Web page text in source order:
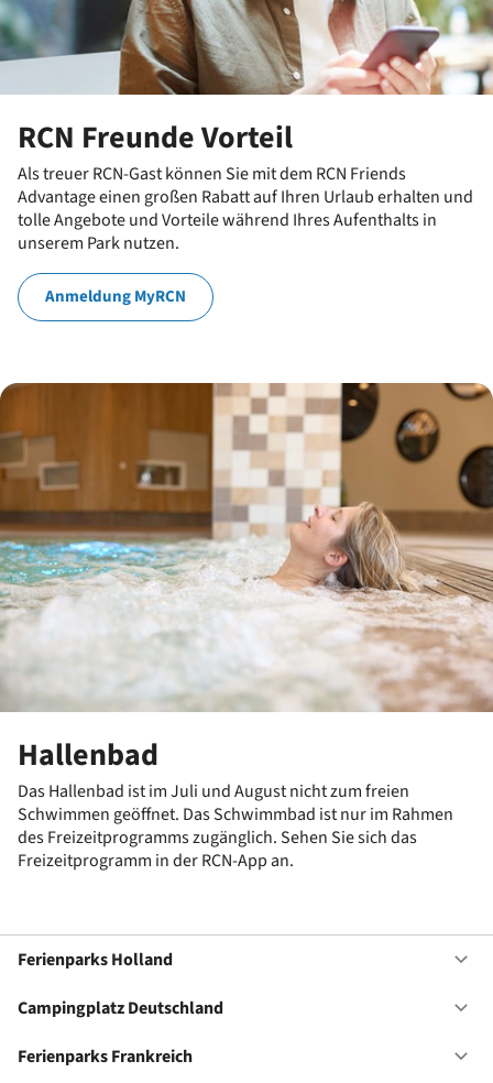
RCN Freunde Vorteil
Als treuer RCN-Gast können Sie mit dem RCN Friends
Advantage einen großen Rabatt auf Ihren Urlaub erhalten und
tolle Angebote und Vorteile während Ihres Aufenthalts in
unserem Park nutzen.
Anmeldung MyRCN
Hallenbad
Das Hallenbad ist im Juli und August nicht zum freien
Schwimmen geöffnet. Das Schwimmbad ist nur im Rahmen
des Freizeitprogramms zugänglich. Sehen Sie sich das
Freizeitprogramm in der RCN-App an.
Ferienparks Holland
Campingplatz Deutschland
Ferienparks Frankreich